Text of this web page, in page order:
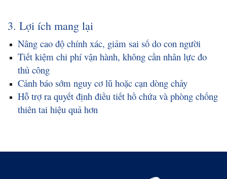
3. Lợi ích mang lại
Nâng cao độ chính xác, giảm sai số do con người
Tiết kiệm chi phí vận hành, không cần nhân lực đo
thủ công
Cảnh báo sớm nguy cơ lũ hoặc cạn dòng chảy
Hỗ trợ ra quyết định điều tiết hồ chứa và phòng chống
thiên tai hiệu quả hơn